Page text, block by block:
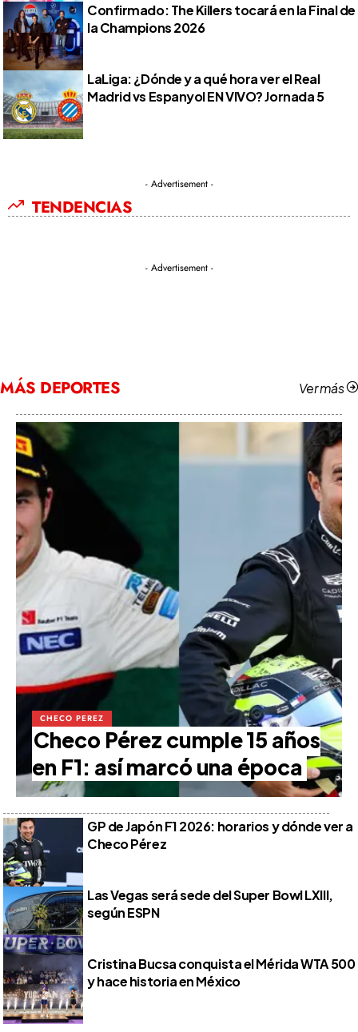
Confirmado: The Killers tocará en la Final de
la Champions 2026
LaLiga: ¿Dónde y a qué hora ver el Real
Madrid vs Espanyol EN VIVO? Jornada 5
- Advertisement -
TENDENCIAS
- Advertisement -
MÁS DEPORTES Ver más
CHECO PEREZ
Checo Pérez cumple 15 años
en F1: así marcó una época
GP de Japón F1 2026: horarios y dónde ver a
Checo Pérez
Las Vegas será sede del Super Bowl LXIII,
según ESPN
Cristina Bucsa conquista el Mérida WTA 500
y hace historia en México